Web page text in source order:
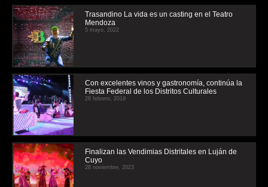
Trasandino La vida es un casting en el Teatro
Mendoza
5 mayo, 2022
Con excelentes vinos y gastronomía, continúa la
Fiesta Federal de los Distritos Culturales
28 febrero, 2019
Finalizan las Vendimias Distritales en Luján de
Cuyo
28 noviembre, 2023